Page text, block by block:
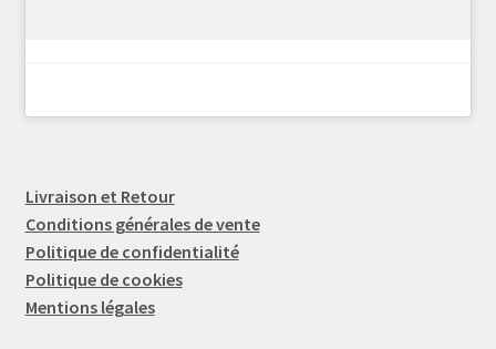
Livraison et Retour
Conditions générales de vente
Politique de confidentialité
Politique de cookies
Mentions légales